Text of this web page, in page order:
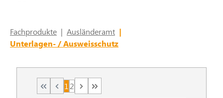
Fachprodukte | Ausländeramt |
Unterlagen- / Ausweisschutz
Seite
1 Seite
2